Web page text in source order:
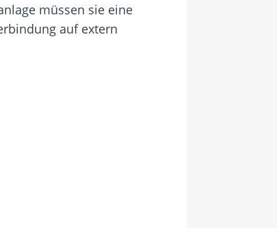
müssen sie eine
auf extern